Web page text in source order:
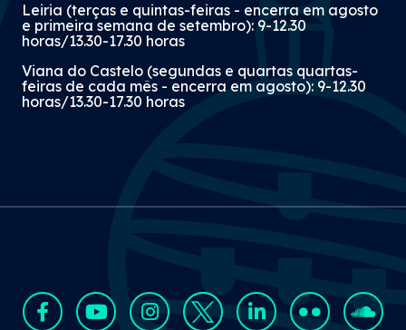
Leiria (terças e quintas-feiras - encerra em agosto
e primeira semana de setembro): 9-12.30
horas/13.30-17.30 horas
Viana do Castelo (segundas e quartas quartas-
feiras de cada mês - encerra em agosto): 9-12.30
horas/13.30-17.30 horas